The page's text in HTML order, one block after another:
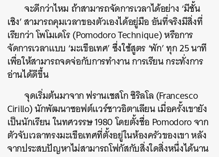
จะดีกว่าไหม ถ้าสามารถจัดการเวลาได้อย่าง ‘มีชั้น
เชิง’ สามารถคุมเวลาของตัวเองได้อยู่มือ อันที่จริงมีสิ่งที่
เรียกว่า โพโมเดโร (Pomodoro Technique) หรือการ
จัดการเวลาแบบ ‘มะเขือเทศ’ ซึ่งใช้สูตร ‘พัก’ ทุก 25 นาที
เพื่อให้สามารถจดจ่อกับการทำงาน การเรียน กระทั่งการ
อ่านได้ดีขึ้น
จุดเริ่มต้นมาจาก ฟรานเชสโก ซิริลโล (Francesco
Cirillo) นักพัฒนาซอฟต์แวร์ชาวอิตาเลียน เมื่อครั้งเขายัง
เป็นนักเรียน ในทศวรรษ 1980 โดยตั้งชื่อ Pomodoro จาก
ตัวจับเวลาทรงมะเขือเทศที่ตั้งอยู่ในห้องครัวของเขา หลัง
จากประสบปัญหาไม่สามารถโฟกัสกับสิ่งใดสิ่งหนึ่งได้นาน